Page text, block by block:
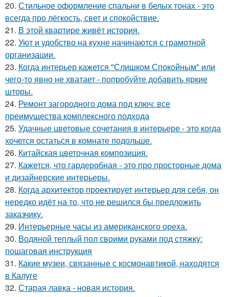
20. Стильное оформление спальни в белых тонах - это
всегда про лёгкость, свет и спокойствие.
21. В этой квартире живёт история.
22. Уют и удобство на кухне начинаются с грамотной
организации.
23. Когда интерьер кажется "Слишком Спокойным" или
чего-то явно не хватает - попробуйте добавить яркие
шторы.
24. Ремонт загородного дома под ключ: все
преимущества комплексного подхода
25. Удачные цветовые сочетания в интерьере - это когда
хочется остаться в комнате подольше.
26. Китайская цветочная композиция.
27. Кажется, что гардеробная - это про просторные дома
и дизайнерские интерьеры.
28. Когда архитектор проектирует интерьер для себя, он
нередко идёт на то, что не решился бы предложить
заказчику.
29. Интерьерные часы из американского ореха.
30. Водяной теплый пол своими руками под стяжку:
пошаговая инструкция
31. Какие музеи, связанные с космонавтикой, находятся
в Калуге
32. Старая лавка - новая история.